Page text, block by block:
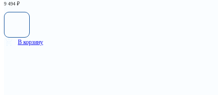
9 494 ₽
В корзину